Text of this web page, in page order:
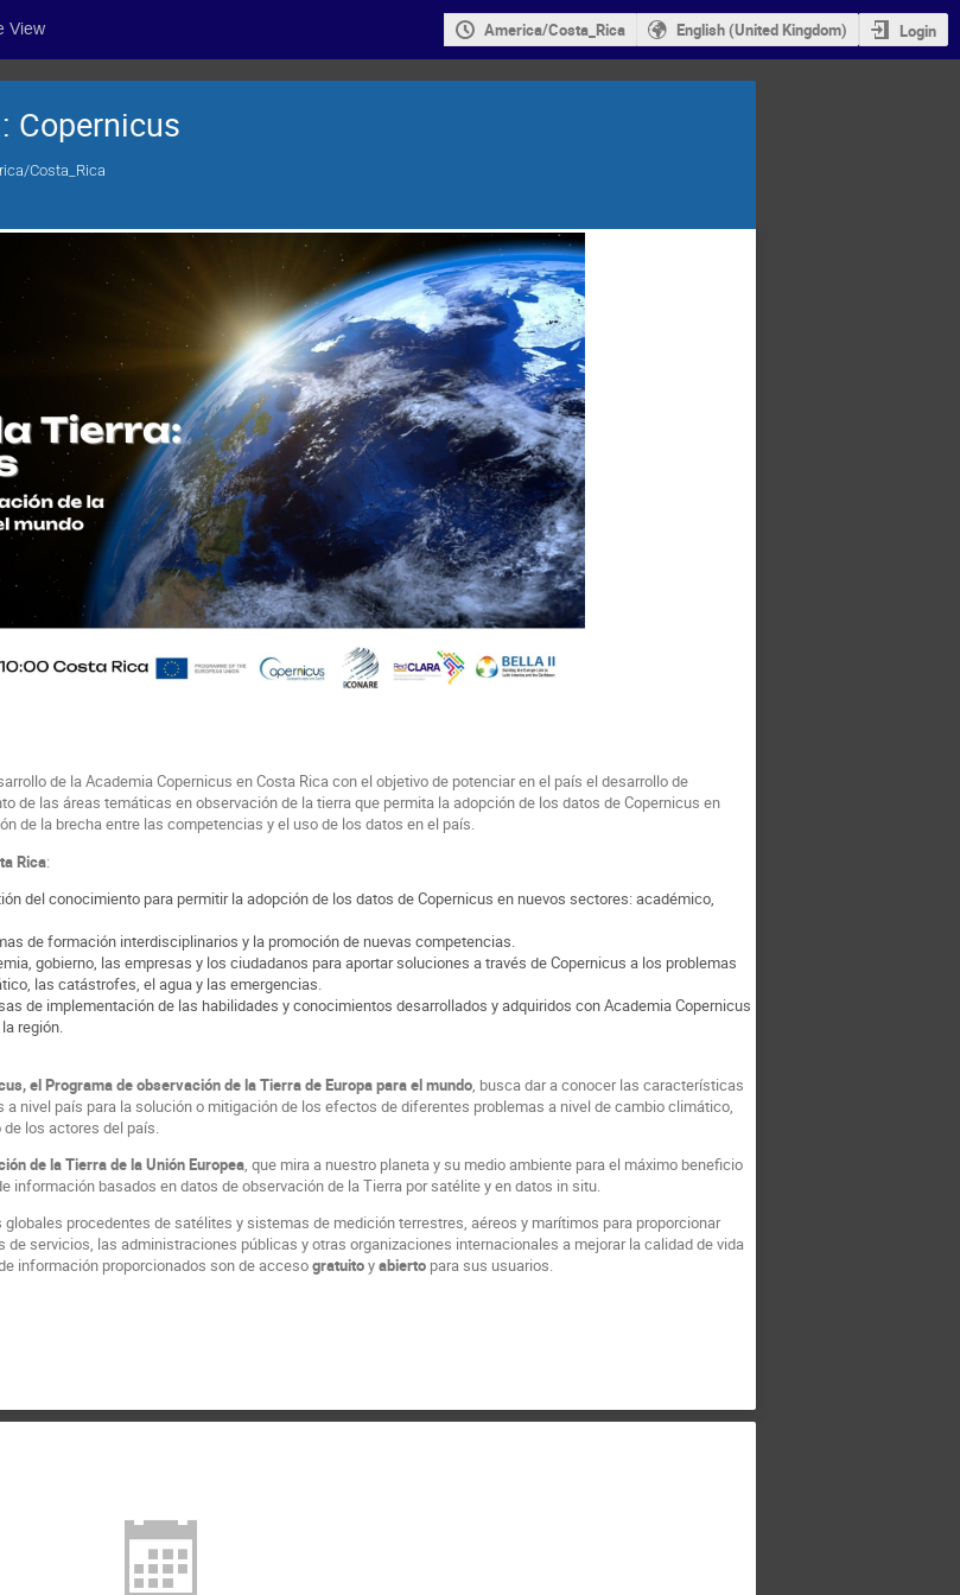
View America/Costa_Rica English (United Kingdom) Login
Copernicus
Costa_Rica
de la Academia Copernicus en Costa Rica con el objetivo de potenciar en el país el desarrollo de
de las áreas temáticas en observación de la tierra que permita la adopción de los datos de Copernicus en
de la brecha entre las competencias y el uso de los datos en el país.
Rica:
del conocimiento para permitir la adopción de los datos de Copernicus en nuevos sectores: académico,
de formación interdisciplinarios y la promoción de nuevas competencias.
gobierno, las empresas y los ciudadanos para aportar soluciones a través de Copernicus a los problemas
las catástrofes, el agua y las emergencias.
de implementación de las habilidades y conocimientos desarrollados y adquiridos con Academia Copernicus
región.
el Programa de observación de la Tierra de Europa para el mundo, busca dar a conocer las características
a nivel país para la solución o mitigación de los efectos de diferentes problemas a nivel de cambio climático,
los actores del país.
de la Tierra de la Unión Europea, que mira a nuestro planeta y su medio ambiente para el máximo beneficio
información basados en datos de observación de la Tierra por satélite y en datos in situ.
procedentes de satélites y sistemas de medición terrestres, aéreos y marítimos para proporcionar
de servicios, las administraciones públicas y otras organizaciones internacionales a mejorar la calidad de vida
información proporcionados son de accesogratuitoyabierto para sus usuarios.